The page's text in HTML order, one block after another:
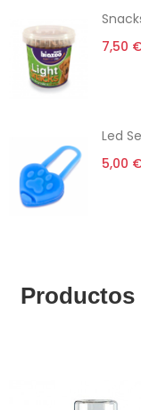
7,50
Led
5,00
Productos